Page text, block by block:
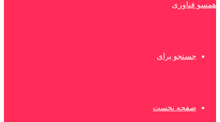
همسو فناوری
جستجو برای
صفحه نخست